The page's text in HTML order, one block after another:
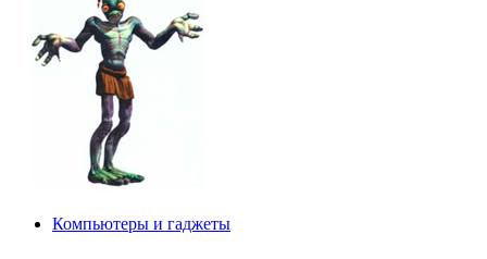
Компьютеры и гаджеты